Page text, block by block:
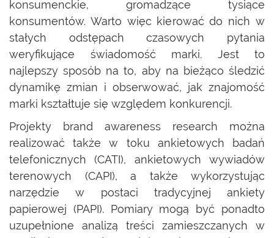
konsumenckie, gromadzące tysiące
konsumentów. Warto więc kierować do nich w
stałych odstępach czasowych pytania
weryfikujące świadomość marki. Jest to
najlepszy sposób na to, aby na bieżąco śledzić
dynamikę zmian i obserwować, jak znajomość
marki kształtuje się względem konkurencji.
Projekty brand awareness research można
realizować także w toku ankietowych badań
telefonicznych (CATI), ankietowych wywiadów
terenowych (CAPI), a także wykorzystując
narzędzie w postaci tradycyjnej ankiety
papierowej (PAPI). Pomiary mogą być ponadto
uzupełnione analizą treści zamieszczanych w